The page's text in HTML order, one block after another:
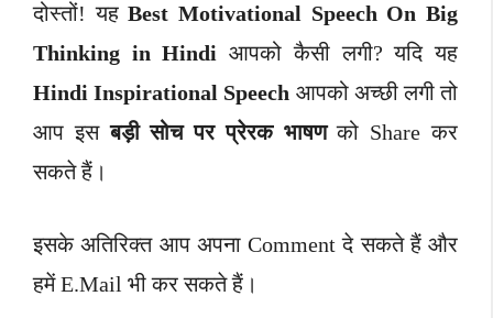
दोस्तों! यहBest Motivational Speech On Big
Thinking in Hindi आपको कैसी लगी? यदि यह
Hindi Inspirational Speech आपको अच्छी लगी तो
आप इसबड़ी सोच पर प्रेरक भाषण को Share कर
सकते हैं।
इसके अतिरिक्त आप अपना Comment दे सकते हैं और
हमें E.Mail भी कर सकते हैं।